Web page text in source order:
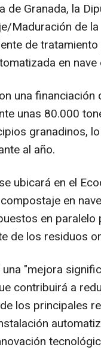
de Granada, la
Maduración de
de
en nave
una
unas 80.000
granadinos,
al año.
ubicará en el
en
en paralelo
de los residuos
"mejora
contribuirá a
los principales